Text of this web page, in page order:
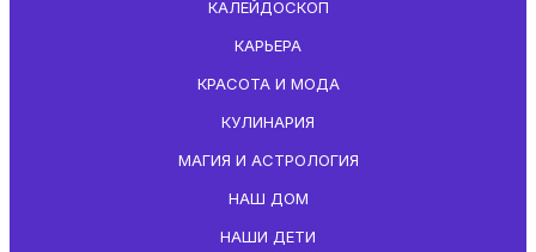
КАЛЕЙДОСКОП
КАРЬЕРА
КРАСОТА И МОДА
КУЛИНАРИЯ
МАГИЯ И АСТРОЛОГИЯ
НАШ ДОМ
НАШИ ДЕТИ